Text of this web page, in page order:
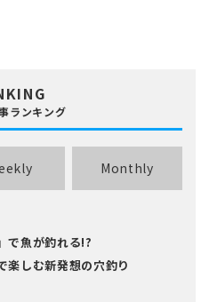
ランキング
Monthly
で魚が釣れる!?
楽しむ新発想の穴釣り